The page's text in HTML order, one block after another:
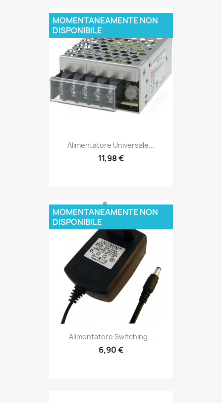
Alimentatore Universale...
11,98 €
MOMENTANEAMENTE NON
DISPONIBILE
Alimentatore Switching...
6,90 €
MOMENTANEAMENTE NON
DISPONIBILE